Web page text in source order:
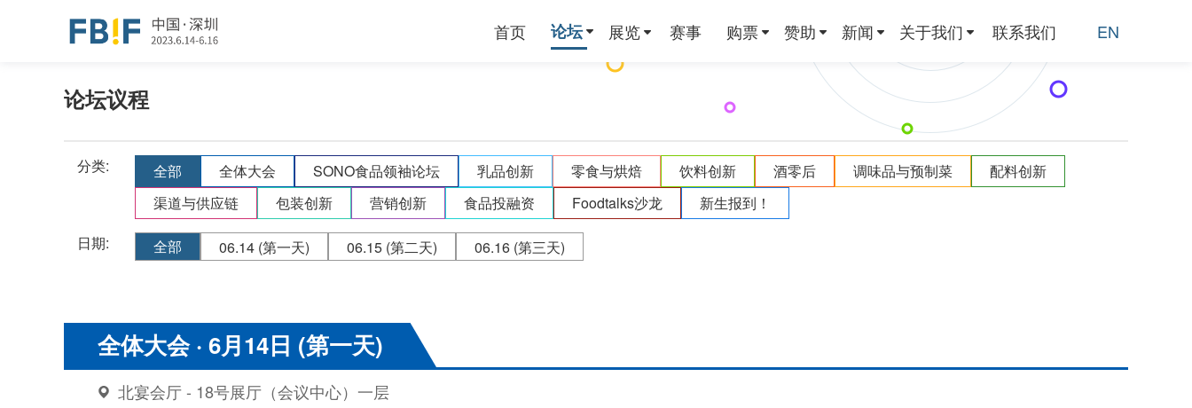
首页 论坛 展览 赛事 购票 赞助 新闻 关于我们 联系我们 EN
论坛议程
分类: 全部 全体大会 SONO食品领袖论坛 乳品创新 零食与烘焙 饮料创新 酒零后 调味品与预制菜
配料创新
渠道与供应链
包装创新 营销创新 食品投融资 Foodtalks沙龙
新生报到！
日期:
全部 06.14 (第一天) 06.15 (第二天) 06.16 (第三天)
全体大会 · 6月14日 (第一天)
北宴会厅 - 18号展厅（会议中心）一层